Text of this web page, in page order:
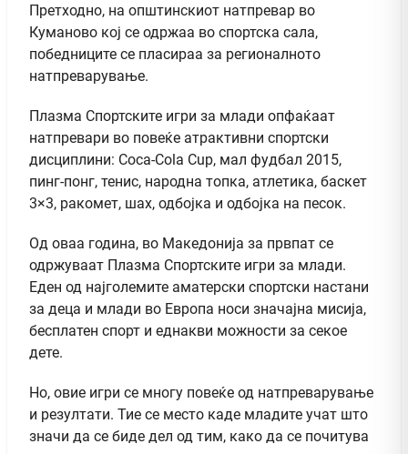
Претходно, на општинскиот натпревар во
Куманово кој се одржаа во спортска сала,
победниците се пласираа за регионалното
натпреварување.
Плазма Спортските игри за млади опфаќаат
натпревари во повеќе атрактивни спортски
дисциплини: Coca-Cola Cup, мал фудбал 2015,
пинг-понг, тенис, народна топка, атлетика, баскет
3×3, ракомет, шах, одбојка и одбојка на песок.
Од оваа година, во Македонија за првпат се
одржуваат Плазма Спортските игри за млади.
Еден од најголемите аматерски спортски настани
за деца и млади во Европа носи значајна мисија,
бесплатен спорт и еднакви можности за секое
дете.
Но, овие игри се многу повеќе од натпреварување
и резултати. Тие се место каде младите учат што
значи да се биде дел од тим, како да се почитува